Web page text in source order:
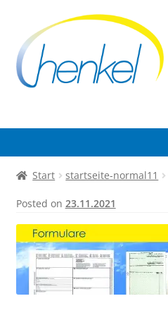
Navigation
springen
Inhalt
springen
Start startseite-normal11
Posted on 23.11.2021